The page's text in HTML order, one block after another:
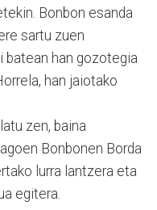
Bonbon esanda
sartu zuen
batean han gozotegia
han jaiotako
zen, baina
Bonbonen Borda
lurra lantzera eta
egitera.